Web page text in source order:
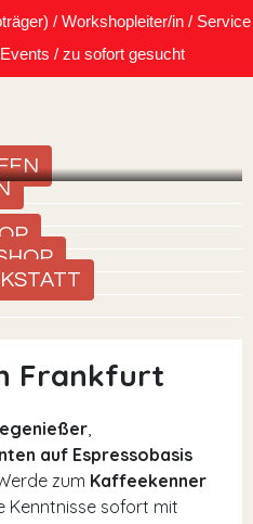
/ Workshopleiter/in / Service
/ zu sofort gesucht
Frankfurt
,
auf Espressobasis
zum Kaffeekenner
Kenntnisse sofort mit